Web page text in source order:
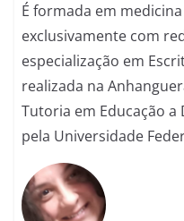
É formada em
exclusivamente com
especialização em
realizada na
Tutoria em Educação
pela Universidade